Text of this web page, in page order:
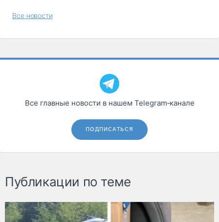
Все новости
Все главные новости в нашем Telegram‑канале
ПОДПИСАТЬСЯ
Публикации по теме